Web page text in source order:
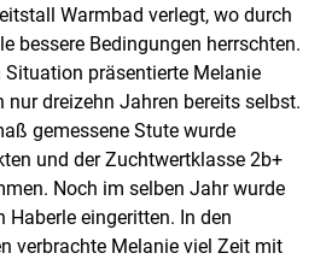
Warmbad verlegt, wo durch
bessere Bedingungen herrschten.
präsentierte Melanie
nur dreizehn Jahren bereits selbst.
gemessene Stute wurde
und der Zuchtwertklasse 2b+
Noch im selben Jahr wurde
eingeritten. In den
verbrachte Melanie viel Zeit mit